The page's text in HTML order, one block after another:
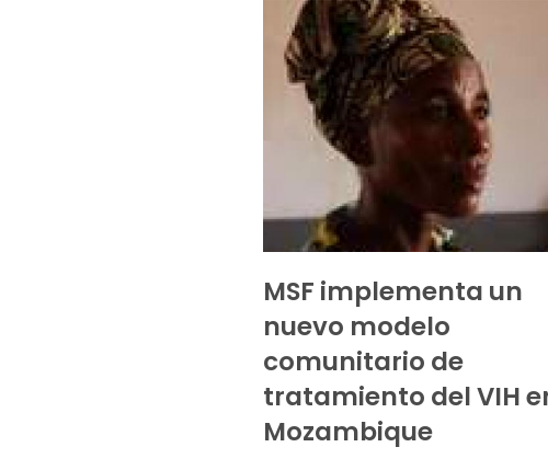
MSF implementa un
nuevo modelo
comunitario de
tratamiento del VIH
Mozambique